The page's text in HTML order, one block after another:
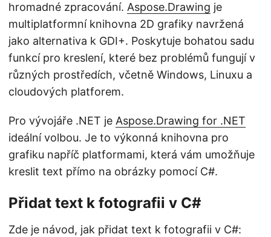
hromadné zpracování. Aspose.Drawing je
multiplatformní knihovna 2D grafiky navržená
jako alternativa k GDI+. Poskytuje bohatou sadu
funkcí pro kreslení, které bez problémů fungují v
různých prostředích, včetně Windows, Linuxu a
cloudových platforem.
Pro vývojáře .NET je Aspose.Drawing for .NET
ideální volbou. Je to výkonná knihovna pro
grafiku napříč platformami, která vám umožňuje
kreslit text přímo na obrázky pomocí C#.
Přidat text k fotografii v C#
Zde je návod, jak přidat text k fotografii v C#: